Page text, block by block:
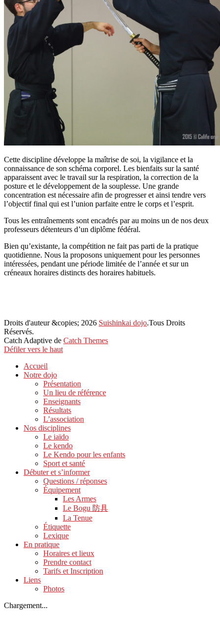
Cette discipline développe la maîtrise de soi, la vigilance et la
connaissance de son schéma corporel. Les bienfaits sur la santé
apparaissent avec le travail sur la respiration, la correction de la
posture et le développement de la souplesse. Une grande
concentration est nécessaire afin de progresser et ainsi tendre vers
l’objectif final qui est l’union parfaite entre le corps et l’esprit.
Tous les entraînements sont encadrés par au moins un de nos deux
professeurs détenteurs d’un diplôme fédéral.
Bien qu’existante, la compétition ne fait pas parti de la pratique
quotidienne. Nous la proposons uniquement pour les personnes
intéressées, pendant une période limitée de l’année et sur un
créneaux horaires distincts des horaires habituels.
Droits d'auteur &copies; 2026 Suishinkai dojo.Tous Droits
Réservés.
Catch Adaptive de Catch Themes
Défiler vers le haut
Accueil
Notre dojo
Présentation
Un lieu de référence
Enseignants
Résultats
L’association
Nos disciplines
Le iaïdo
Le kendo
Le Kendo pour les enfants
Sport et santé
Débuter et s’informer
Questions / réponses
Équipement
Les Armes
Le Bogu 防具
La Tenue
Étiquette
Lexique
En pratique
Horaires et lieux
Prendre contact
Tarifs et Inscription
Liens
Photos
Chargement...